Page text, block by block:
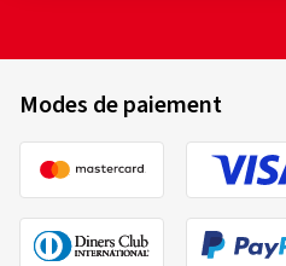
Modes de paiement